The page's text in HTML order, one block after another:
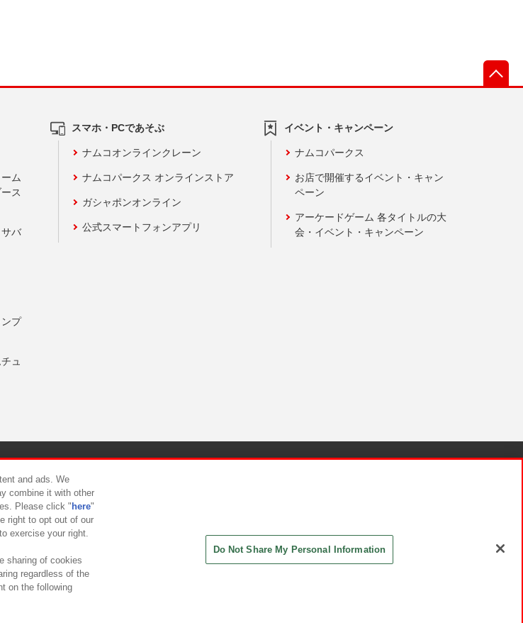
ム
ス
バ
プ
ュ
スマホ・PCであそぶ
ナムコオンラインクレーン
ナムコパークス オンラインストア
ガシャポンオンライン
公式スマートフォンアプリ
イベント・キャンペーン
ナムコパークス
お店で開催するイベント・キャン
ペーン
アーケードゲーム 各タイトルの大
会・イベント・キャンペーン
ラスメント対応方針
and ads. We
combine it with other
Please click " here"
right to opt out of our
exercise your right.
sharing of cookies
regardless of the
on the following
Do Not Share My Personal Information